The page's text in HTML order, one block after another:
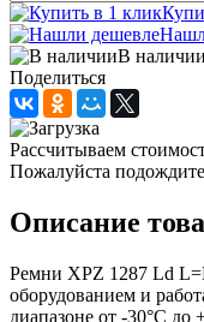
В наличии
Поделиться
Рассчитываем
Пожалуйста
Описание
Ремни XPZ 1287 Ld
оборудованием и
диапазоне от -30°С